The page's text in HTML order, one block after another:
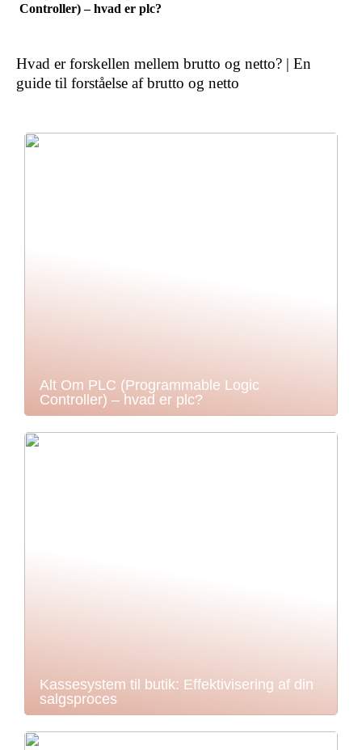
Controller) – hvad er plc?
Hvad er forskellen mellem brutto og netto? | En
guide til forståelse af brutto og netto
Alt Om PLC (Programmable Logic
Controller) – hvad er plc?
Kassesystem til butik: Effektivisering af din
salgsproces